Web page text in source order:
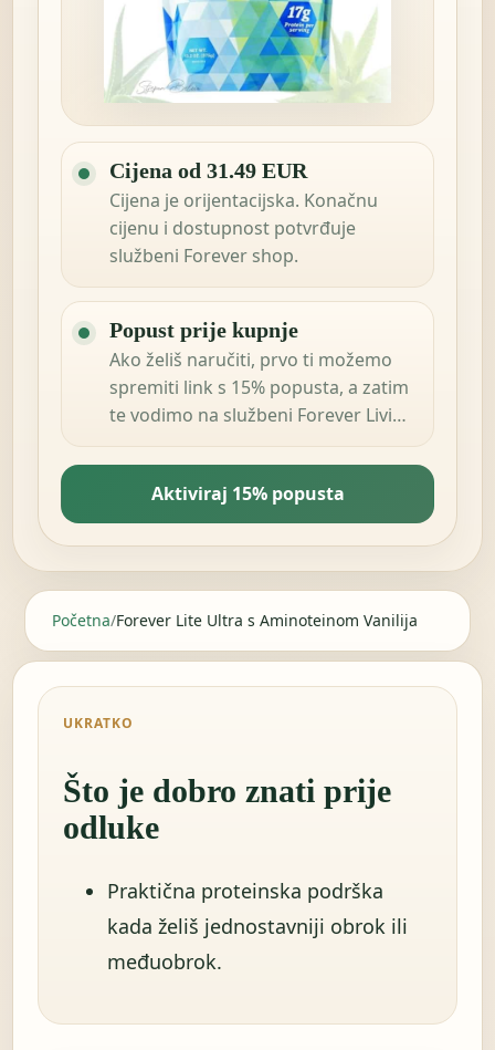
Cijena od 31.49 EUR
Cijena je orijentacijska. Konačnu
cijenu i dostupnost potvrđuje
službeni Forever shop.
Popust prije kupnje
Ako želiš naručiti, prvo ti možemo
spremiti link s 15% popusta, a zatim
te vodimo na službeni Forever Living
Products shop u tvojoj zemlji.
Aktiviraj 15% popusta
Početna/Forever Lite Ultra s Aminoteinom Vanilija
UKRATKO
Što je dobro znati prije
odluke
Praktična proteinska podrška
kada želiš jednostavniji obrok ili
međuobrok.